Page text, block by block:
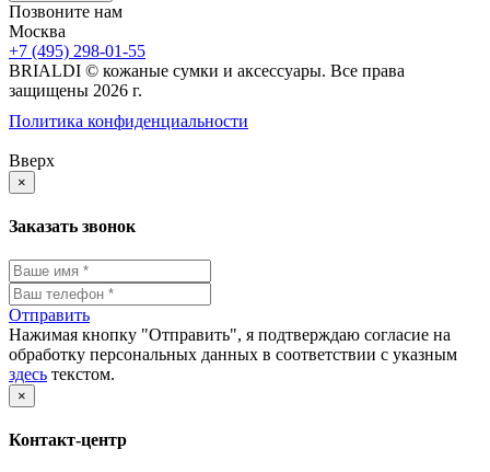
Позвоните нам
Москва
+7 (495) 298-01-55
BRIALDI © кожаные сумки и аксессуары. Все права
защищены 2026 г.
Политика конфиденциальности
Вверх
×
Заказать звонок
Отправить
Нажимая кнопку "Отправить", я подтверждаю согласие на
обработку персональных данных в соответствии с указным
здесь текстом.
×
Контакт-центр